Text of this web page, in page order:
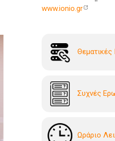
www.ionio.gr
Συχνές
Ωράριο